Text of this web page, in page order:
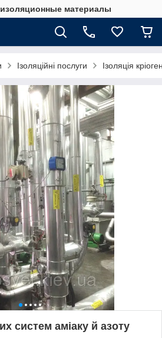
материалы
Ізоляційні послуги Ізоляція
систем аміаку й азоту